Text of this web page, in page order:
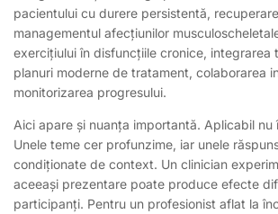
pacientului cu durere persistentă,
managementul afecțiunilor
exercițiului în disfuncțiile cronice, integrarea
planuri moderne de tratament, colaborarea
monitorizarea progresului.
Aici apare și nuanța importantă. Aplicabil nu
Unele teme cer profunzime, iar unele
condiționate de context. Un clinician
aceeași prezentare poate produce efecte
participanți. Pentru un profesionist aflat la